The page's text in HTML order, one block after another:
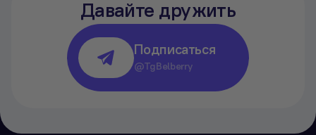
Давайте дружить
Подписаться
@TgBelberry